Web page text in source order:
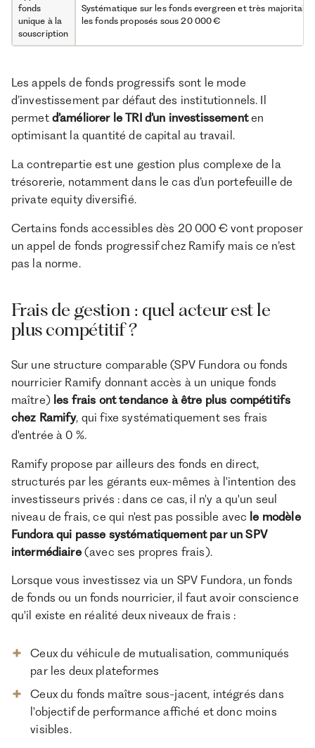
fonds
unique à la
souscription
Systématique sur les fonds evergreen et très majoritaire
les fonds proposés sous 20 000 €
Les appels de fonds progressifs sont le mode
d’investissement par défaut des institutionnels. Il
permet d’améliorer le TRI d’un investissementen
optimisant la quantité de capital au travail.
La contrepartie est une gestion plus complexe de la
trésorerie, notamment dans le cas d’un portefeuille de
private equity diversifié.
Certains fonds accessibles dès 20 000 € vont proposer
un appel de fonds progressif chez Ramify mais ce n’est
pas la norme.
Frais de gestion : quel acteur est le
plus compétitif ?
Sur une structure comparable (SPV Fundora ou fonds
nourricier Ramify donnant accès à un unique fonds
maître) les frais ont tendance à être plus compétitifs
chez Ramify, qui fixe systématiquement ses frais
d'entrée à 0 %.
Ramify propose par ailleurs des fonds en direct,
structurés par les gérants eux-mêmes à l'intention des
investisseurs privés : dans ce cas, il n'y a qu'un seul
niveau de frais, ce qui n'est pas possible avec le modèle
Fundora qui passe systématiquement par un SPV
intermédiaire(avec ses propres frais).
Lorsque vous investissez via un SPV Fundora, un fonds
de fonds ou un fonds nourricier, il faut avoir conscience
qu'il existe en réalité deux niveaux de frais :
Ceux du véhicule de mutualisation, communiqués
par les deux plateformes
Ceux du fonds maître sous-jacent, intégrés dans
l'objectif de performance affiché et donc moins
visibles.